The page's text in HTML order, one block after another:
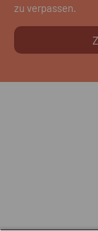
zu verpassen.